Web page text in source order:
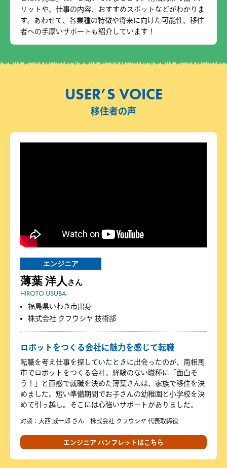
リットや、仕事の内容、おすすめスポットなどがわかりま
す。あわせて、各業種の特徴や将来に向けた可能性、移住
者への手厚いサポートも紹介しています！
USER’S VOICE
移住者の声
エンジニア
薄葉 洋人さん
HIROTO USUBA
福島県いわき市出身
株式会社 クフウシヤ 技術部
ロボットをつくる会社に魅力を感じて転職
転職を考え仕事を探していたときに出会ったのが、南相馬
市でロボットをつくる会社。経験のない職種に「面白そ
う！」と直感で就職を決めた薄葉さんは、家族で移住を決
めました。短い準備期間でお子さんの幼稚園と小学校を決
めて引っ越し。そこには心強いサポートがありました。
対談：大西 威一郎 さん 株式会社 クフウシヤ 代表取締役
エンジニア パンフレットはこちら